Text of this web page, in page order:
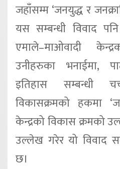
जहाँसम्म ‘जनयुद्ध र
यस सम्बन्धी विवाद
एमाले–माओवादी
उनीहरुका भनाईमा,
इतिहास सम्बन्धी
विकासक्रमको हकमा
केन्द्रको विकास क्रमको
उल्लेख गरेर यो विवाद
छ।